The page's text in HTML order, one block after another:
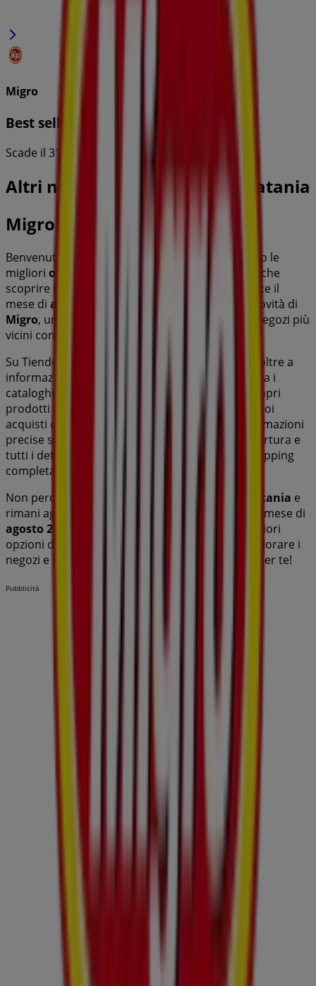
Migro
Best seller selection
Scade il 31/08
Altri negozi di Iper e super a Catania
Migro
Benvenuto su Tiendeo! Qui puoi trovare non solo le
migliori offerte
, ma anche
scoprire i negozi più popolari di
. Durante il
mese di agosto 2026
, puoi esplorare le ultime novità di
Migro, uno dei marchi più rinomati, e trovare i negozi più
vicini con tutti i dettagli utili su
Su Tiendeo, hai accesso a
e sconti, oltre a
informazioni sui negozi fisici nella tua città. Sfoglia i
cataloghi di
e scopri
prodotti con grandi sconti per risparmiare sui tuoi
acquisti questo
. Inoltre, ti forniamo informazioni
precise sulla posizione dei negozi, gli orari di apertura e
tutti i dettagli necessari per un’esperienza di shopping
completa a
Non perdere le
Catania e
rimani aggiornato con i migliori prezzi durante il mese di
agosto 2026
. Su Tiendeo troverai sempre le migliori
opzioni di acquisto a
. Inizia subito a esplorare i
negozi e le promozioni che abbiamo preparato per te!
Pubblicità